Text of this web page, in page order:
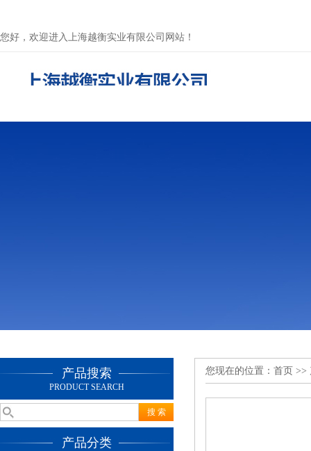
您好，欢迎进入上海越衡实业有限公司网站！
产品搜索
PRODUCT SEARCH
产品分类
您现在的位置： 首页 >>